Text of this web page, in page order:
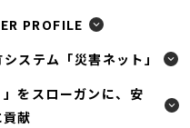
ィ
ド
ウ
PROFILE
ステム「災害ネット」
」をスローガンに、安
献